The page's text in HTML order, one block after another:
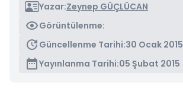
Yazar:Zeynep GÜÇLÜCAN
Görüntülenme:
Güncellenme Tarihi:30 Ocak 2015
Yayınlanma Tarihi:05 Şubat 2015